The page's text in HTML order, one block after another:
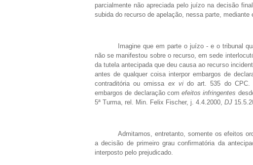
parcialmente não apreciada pelo juízo na decisão
subida do recurso de apelação, nessa parte, mediante
Imagine que em parte o juízo - e o tribunal
não se manifestou sobre o recurso, em sede
da tutela antecipada que deu causa ao recurso
antes de qualquer coisa interpor embargos de
contraditória ou omissa ex vido art. 535 do CPC.
embargos de declaração com efeitos infringentes
5ª Turma, rel. Min. Felix Fischer, j. 4.4.2000, DJ
Admitamos, entretanto, somente os efeitos
a decisão de primeiro grau confirmatória da
interposto pelo prejudicado.